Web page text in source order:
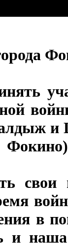
свои
в
и